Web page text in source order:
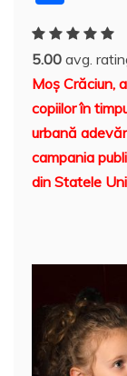
e
b
o
o
k
er
a
rt
aj
e
a
z
ă
5.00 avg.
Moş Crăciun,
copiilor în
urbană
campania
din Statele